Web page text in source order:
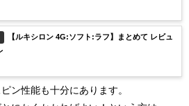
【ルキシロン 4G:ソフト:ラフ】まとめて レビュ
ン性能も十分にあります。